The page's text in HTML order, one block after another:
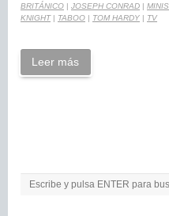
BRITÁNICO | JOSEPH CONRAD |
KNIGHT| TABOO | TOM HARDY | TV
Leer más